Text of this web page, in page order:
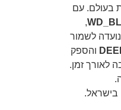
,
לשמור
והספק
לאורך זמן.
בישראל.